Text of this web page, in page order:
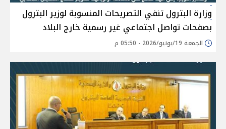
وزارة البترول تنفي التصريحات المنسوبة لوزير البترول
بصفحات تواصل اجتماعي غير رسمية خارج البلاد
الجمعة 19/يونيو/2026 - 05:50 م